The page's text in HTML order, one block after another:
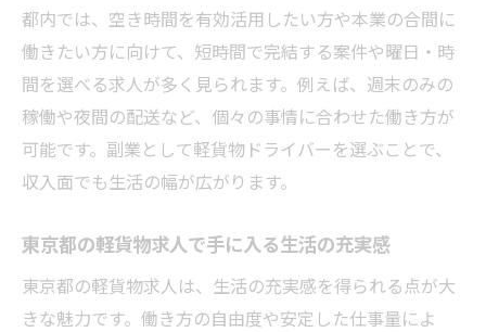
都内では、空き時間を有効活用したい方や本業の合間に
働きたい方に向けて、短時間で完結する案件や曜日・時
間を選べる求人が多く見られます。例えば、週末のみの
稼働や夜間の配送など、個々の事情に合わせた働き方が
可能です。副業として軽貨物ドライバーを選ぶことで、
収入面でも生活の幅が広がります。
東京都の軽貨物求人で手に入る生活の充実感
東京都の軽貨物求人は、生活の充実感を得られる点が大
きな魅力です。働き方の自由度や安定した仕事量によ